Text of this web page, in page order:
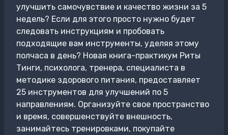
улучшить самочувствие и качество жизни за 5
недель? Если для этого просто нужно будет
следовать инструкциям и пробовать
подходящие вам инструменты, уделяя этому
полчаса в день? Новая книга-практикум Риты
Тинги, психолога, тренера, специалиста в
методике здорового питания, предоставляет
25 инструментов для улучшений по 5
направлениям. Организуйте свое пространство
и время, совершенствуйте внешность,
занимайтесь тренировками, покупайте